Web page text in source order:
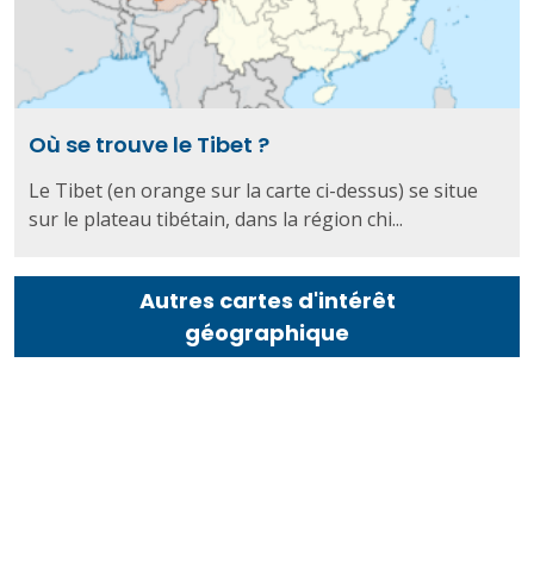
Où se trouve le Tibet ?
Le Tibet (en orange sur la carte ci-dessus) se situe
sur le plateau tibétain, dans la région chi...
Autres cartes d'intérêt
géographique